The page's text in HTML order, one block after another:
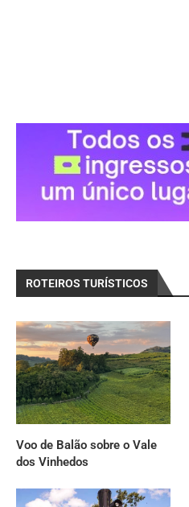
ROTEIROS TURÍSTICOS
Voo de Balão sobre o Vale
dos Vinhedos